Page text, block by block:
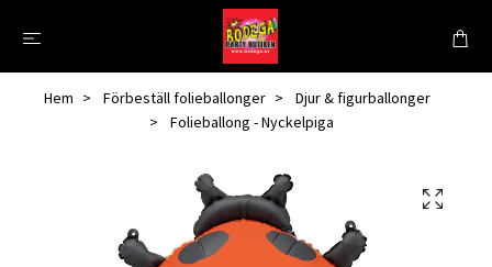
Hem Förbeställ folieballonger
Djur & figurballonger
Folieballong - Nyckelpiga